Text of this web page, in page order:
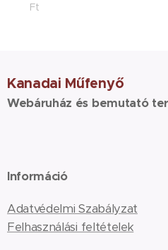
Ft
Kanadai Műfenyő
Webáruház és bemutató
Információ
Adatvédelmi Szabályzat
Felhasználási feltételek